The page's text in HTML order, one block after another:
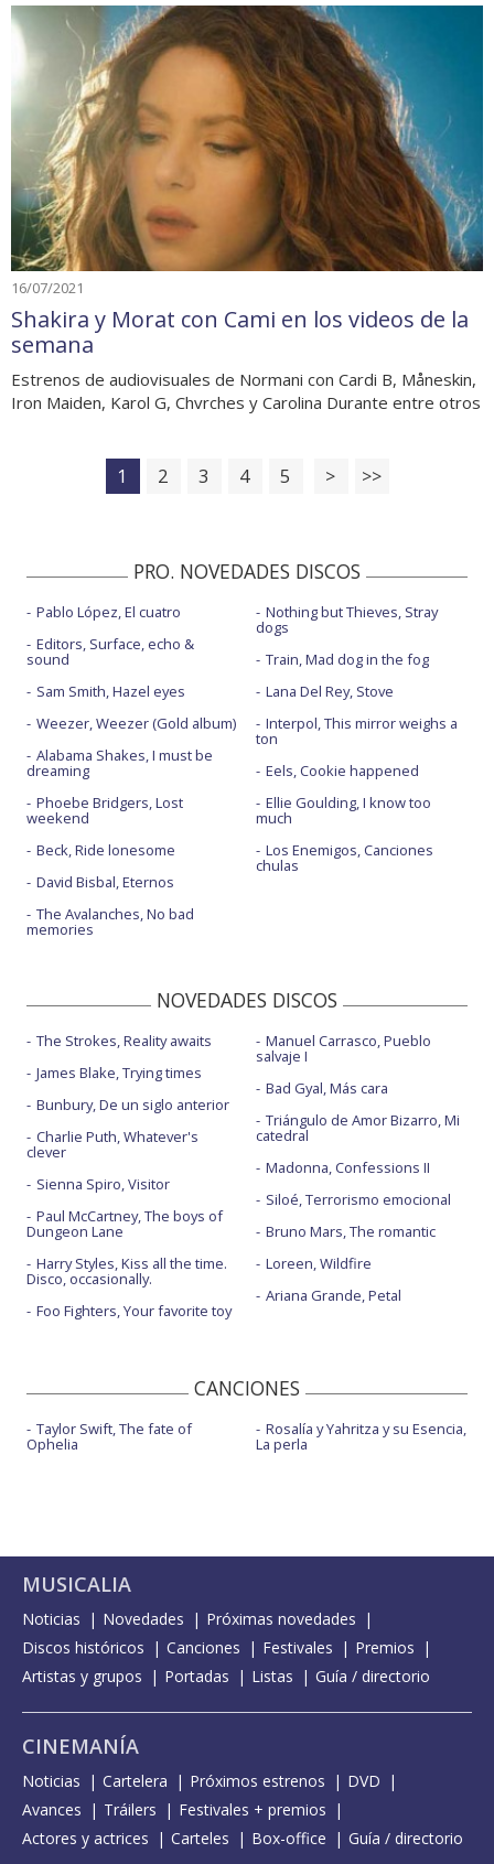
16/07/2021
Shakira y Morat con Cami en los videos de la
semana
Estrenos de audiovisuales de Normani con Cardi B, Måneskin,
Iron Maiden, Karol G, Chvrches y Carolina Durante entre otros
1 2 3 4 5 > >>
PRO. NOVEDADES DISCOS
Pablo López, El cuatro
Editors, Surface, echo &
sound
Sam Smith, Hazel eyes
Weezer, Weezer (Gold album)
Alabama Shakes, I must be
dreaming
Phoebe Bridgers, Lost
weekend
Beck, Ride lonesome
David Bisbal, Eternos
The Avalanches, No bad
memories
Nothing but Thieves, Stray
dogs
Train, Mad dog in the fog
Lana Del Rey, Stove
Interpol, This mirror weighs a
ton
Eels, Cookie happened
Ellie Goulding, I know too
much
Los Enemigos, Canciones
chulas
NOVEDADES DISCOS
The Strokes, Reality awaits
James Blake, Trying times
Bunbury, De un siglo anterior
Charlie Puth, Whatever's
clever
Sienna Spiro, Visitor
Paul McCartney, The boys of
Dungeon Lane
Harry Styles, Kiss all the time.
Disco, occasionally.
Foo Fighters, Your favorite toy
Manuel Carrasco, Pueblo
salvaje I
Bad Gyal, Más cara
Triángulo de Amor Bizarro, Mi
catedral
Madonna, Confessions II
Siloé, Terrorismo emocional
Bruno Mars, The romantic
Loreen, Wildfire
Ariana Grande, Petal
CANCIONES
Taylor Swift, The fate of
Ophelia
Rosalía y Yahritza y su Esencia,
La perla
MUSICALIA
Noticias Novedades
Próximas novedades
Discos históricos
Canciones Festivales
Premios
Artistas y grupos
Portadas Listas Guía / directorio
CINEMANÍA
Noticias Cartelera Próximos estrenos
DVD
Avances
Tráilers
Festivales + premios
Actores y actrices
Carteles Box-office Guía / directorio